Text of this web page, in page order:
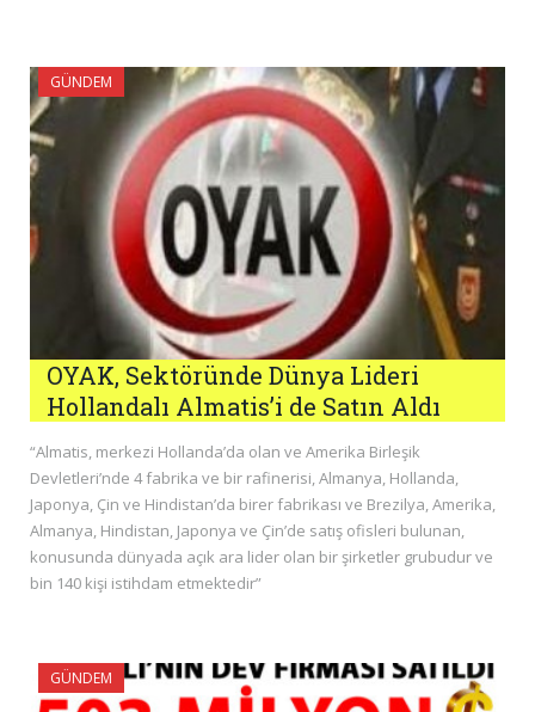
GÜNDEM
OYAK, Sektöründe Dünya Lideri
Hollandalı Almatis’i de Satın Aldı
“Almatis, merkezi Hollanda’da olan ve Amerika Birleşik
Devletleri’nde 4 fabrika ve bir rafinerisi, Almanya, Hollanda,
Japonya, Çin ve Hindistan’da birer fabrikası ve Brezilya, Amerika,
Almanya, Hindistan, Japonya ve Çin’de satış ofisleri bulunan,
konusunda dünyada açık ara lider olan bir şirketler grubudur ve
bin 140 kişi istihdam etmektedir”
GÜNDEM